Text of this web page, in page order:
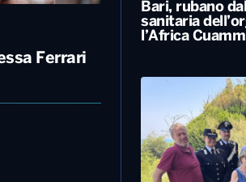
Ferrari
Bari, rubano
sanitaria
l’Africa